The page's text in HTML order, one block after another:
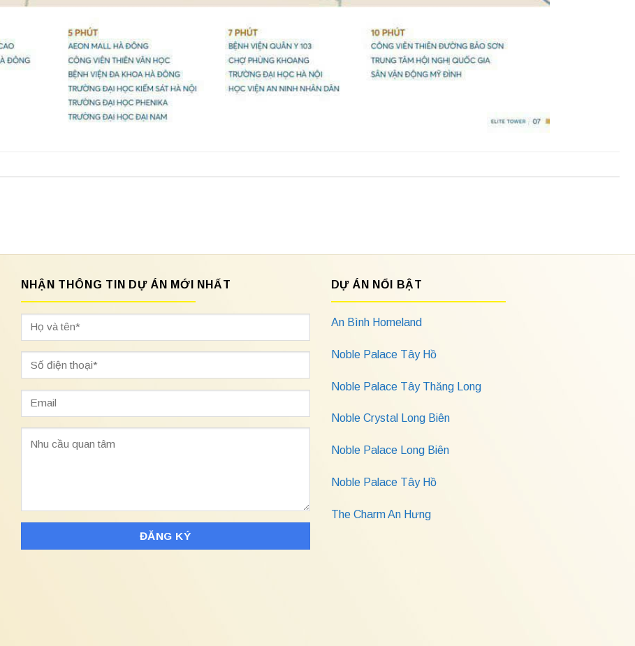
NHẬN THÔNG TIN DỰ ÁN MỚI NHẤT DỰ ÁN NỔI BẬT
An Bình Homeland
Noble Palace Tây Hồ
Noble Palace Tây Thăng Long
Noble Crystal Long Biên
Noble Palace Long Biên
Noble Palace Tây Hồ
The Charm An Hưng